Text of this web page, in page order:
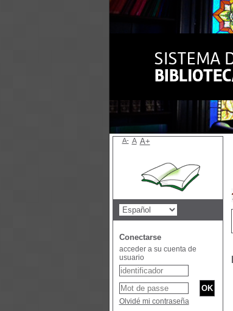
A- A A+
Conectarse
acceder a su cuenta de
usuario
Olvidé mi contraseña